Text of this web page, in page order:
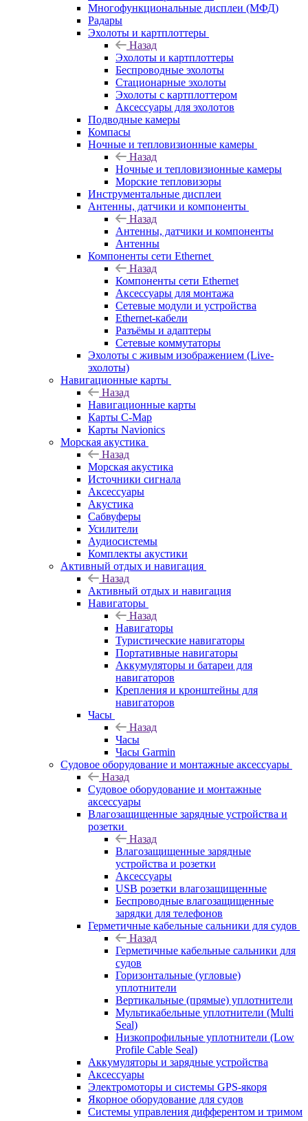
Многофункциональные дисплеи (МФД)
Радары
Эхолоты и картплоттеры
Назад
Эхолоты и картплоттеры
Беспроводные эхолоты
Стационарные эхолоты
Эхолоты с картплоттером
Аксессуары для эхолотов
Подводные камеры
Компасы
Ночные и тепловизионные камеры
Назад
Ночные и тепловизионные камеры
Морские тепловизоры
Инструментальные дисплеи
Антенны, датчики и компоненты
Назад
Антенны, датчики и компоненты
Антенны
Компоненты сети Ethernet
Назад
Компоненты сети Ethernet
Аксессуары для монтажа
Сетевые модули и устройства
Ethernet-кабели
Разъёмы и адаптеры
Сетевые коммутаторы
Эхолоты с живым изображением (Live-
эхолоты)
Навигационные карты
Назад
Навигационные карты
Карты C-Map
Карты Navionics
Морская акустика
Назад
Морская акустика
Источники сигнала
Аксессуары
Акустика
Сабвуферы
Усилители
Аудиосистемы
Комплекты акустики
Активный отдых и навигация
Назад
Активный отдых и навигация
Навигаторы
Назад
Навигаторы
Туристические навигаторы
Портативные навигаторы
Аккумуляторы и батареи для
навигаторов
Крепления и кронштейны для
навигаторов
Часы
Назад
Часы
Часы Garmin
Судовое оборудование и монтажные аксессуары
Назад
Судовое оборудование и монтажные
аксессуары
Влагозащищенные зарядные устройства и
розетки
Назад
Влагозащищенные зарядные
устройства и розетки
Аксессуары
USB розетки влагозащищенные
Беспроводные влагозащищенные
зарядки для телефонов
Герметичные кабельные сальники для судов
Назад
Герметичные кабельные сальники для
судов
Горизонтальные (угловые)
уплотнители
Вертикальные (прямые) уплотнители
Мультикабельные уплотнители (Multi
Seal)
Низкопрофильные уплотнители (Low
Profile Cable Seal)
Аккумуляторы и зарядные устройства
Аксессуары
Электромоторы и системы GPS-якоря
Якорное оборудование для судов
Системы управления дифферентом и тримом